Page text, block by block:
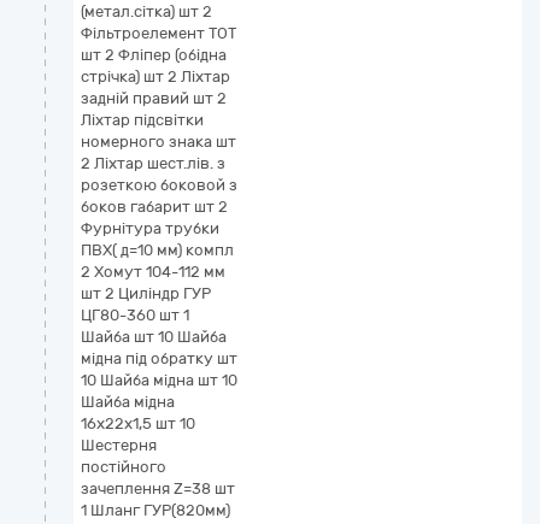
(метал.сітка) шт 2
Фільтроелемент ТОТ
шт 2 Фліпер (обідна
стрічка) шт 2 Ліхтар
задній правий шт 2
Ліхтар підсвітки
номерного знака шт
2 Ліхтар шест.лів. з
розеткою боковой з
боков габарит шт 2
Фурнітура трубки
ПВХ( д=10 мм) компл
2 Хомут 104-112 мм
шт 2 Циліндр ГУР
ЦГ80-360 шт 1
Шайба шт 10 Шайба
мідна під обратку шт
10 Шайба мідна шт 10
Шайба мідна
16х22х1,5 шт 10
Шестерня
постійного
зачеплення Z=38 шт
1 Шланг ГУР(820мм)